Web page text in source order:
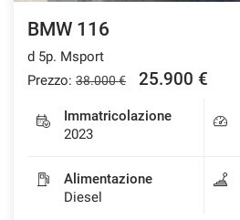
BMW 116
d 5p. Msport
Prezzo: 38.000 € 25.900 €
Immatricolazione
2023
Alimentazione
Diesel